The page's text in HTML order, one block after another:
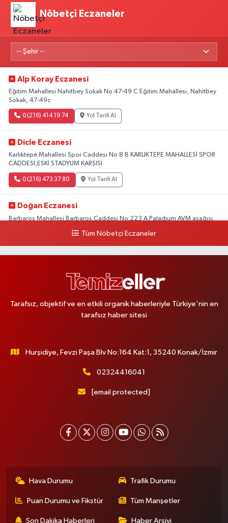
Nöbetçi Eczaneler
Alp Koray Eczanesi
Eğitim Mahallesi Nahitbey Sokak No:47-49 C Eğitim Mahallesi, Nahitbey
Sokak, 47-49c
0 (216) 414 19 74 Yol Tarifi Al
Dicle Eczanesi
Karlıktepe Mahallesi Spor Caddesi No:8 B KARLIKTEPE MAHALLESİ SPOR
CADDESİ,ESKİ STADYUM KARŞISI
0 (216) 473 37 80 Yol Tarifi Al
Doğan Eczanesi
Barbaros Mahallesi Barbaros Caddesi No:223 A Paladium AVM aşağısı,
Merkez Mahallesi Tüloğlu Sokak No:4 A REŞİTPAŞACADDESİ QNB BANK
SOKAĞI REŞİTPAŞA DENİZKÖŞKLER SAĞLIK OCAĞI KARŞISI
0 (532) 711 72 17 Yol Tarifi Al
Hükümet Konağı'nın yanı.
Yol Tarifi Al
0 (216) 302 44 07 Yol Tarifi Al
KOŞUYOLU SUZUKİ KARŞISI CADDE ÜZERİ
0 (216) 550 05 05 Yol Tarifi Al
Tüm Nöbetçi Eczaneler
Tarafsız, objektif ve en etkili organik haberleriyle Türkiye'nin en
tarafsız haber sitesi
Hurşidiye, Fevzi Paşa Blv No:164 Kat:1, 35240 Konak/İzmir
02324416041
[email protected]
Hava Durumu Trafik Durumu
Puan Durumu ve Fikstür Tüm Manşetler
Son Dakika Haberleri Haber Arşivi